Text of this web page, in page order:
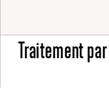
Traitement